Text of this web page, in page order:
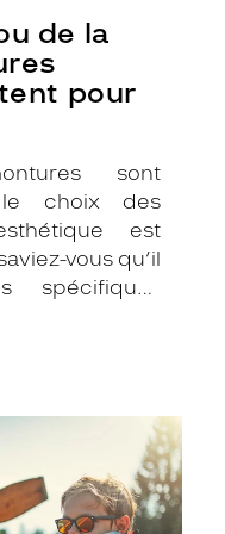
de la
pour
sont
le choix des
est
vous qu’il
spécifiques